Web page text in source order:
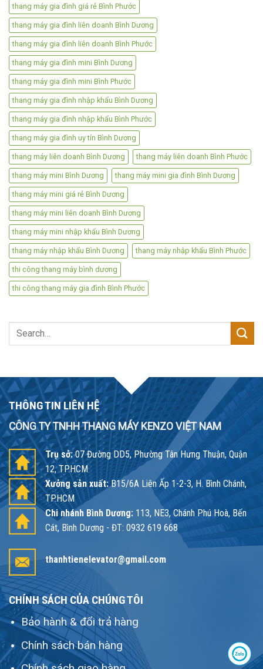
thang máy gia đình giá rẻ Bình Phước
thang máy gia đình liên doanh Bình Dương
thang máy gia đình liên doanh Bình Phước
thang máy gia đình mini Bình Dương
thang máy gia đình mini Bình Phước
thang máy gia đình nhập khẩu Bình Dương
thang máy gia đình nhập khẩu Bình Phước
thang máy gia đình uy tín Bình Dương
thang máy liên doanh Bình Dương thang máy liên doanh Bình Phước
thang máy mini Bình Dương thang máy mini gia đình Bình Dương
thang máy mini giá rẻ Bình Dương
thang máy mini liên doanh Bình Dương
thang máy mini nhập khẩu Bình Dương
thang máy nhập khẩu Bình Dương thang máy nhập khẩu Bình Phước
thi công thang máy bình dương
thi công thang máy gia đình Bình Phước
Search
THÔNG TIN LIÊN HỆ
CÔNG TY TNHH THANG MÁY KENZO VIỆT NAM
Trụ sở:07 Đường DD5, Phường Tân Hưng Thuận, Quận
12, TP.HCM
Xưởng sản xuất:B15/6A Liên Ấp 1-2-3, H. Bình Chánh,
TP.HCM
Chi nhánh Bình Dương: 113, NE3, Chánh Phú Hoà, Bến
Cát, Bình Dương - ĐT: 0932 619 668
thanhtienelevator@gmail.com
CHÍNH SÁCH CỦA CHÚNG TÔI
Bảo hành & đổi trả hàng
Chính sách bán hàng